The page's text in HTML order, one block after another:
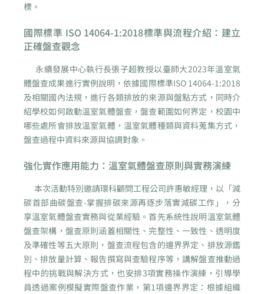
標。
國際標準 ISO 14064-1:2018標準與流程介紹：建立
正確盤查觀念
永續發展中心執行長張子超教授以臺師大2023年溫室氣
體盤查成果進行實例說明，依據國際標準ISO 14064-1:2018
及相關國內法規，進行各類排放的來源與盤點方式，同時介
紹學校如何啟動溫室氣體盤查，盤查範圍如何界定，校園中
哪些處所會排放溫室氣體，溫室氣體種類與資料蒐集方式，
盤查過程中資料來源與協調對象。
強化實作應用能力：溫室氣體盤查原則與實務演練
本次活動特別邀請環科顧問工程公司許惠敏經理，以「減
碳首部曲碳盤查-掌握排碳來源再逐步落實減碳工作」，分
享溫室氣體盤查實務與從業經驗。首先系統性說明溫室氣體
盤查架構，盤查原則涵蓋相關性、完整性、一致性、透明度
及準確性等五大原則，盤查流程包含的邊界界定、排放源鑑
別、排放量計算、報告撰寫與查驗程序等，講解盤查推動過
程中的挑戰與解決方式，也安排3項實務操作演練，引導學
員透過案例模擬實際盤查作業，第1項邊界界定：根據組織